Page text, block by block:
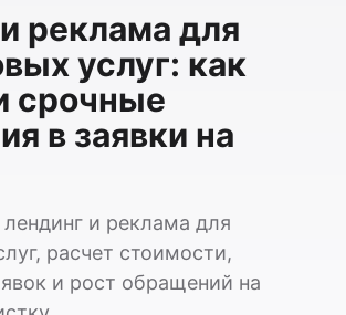
реклама для
услуг: как
срочные
в заявки на
и реклама для
расчет стоимости,
и рост обращений на